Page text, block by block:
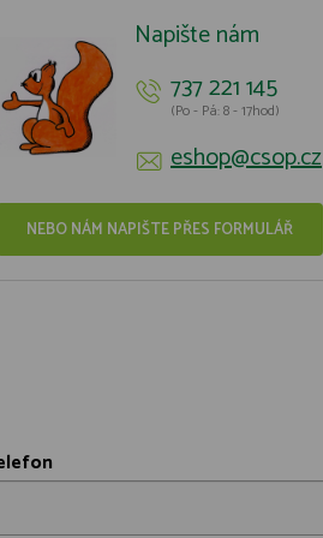
Napište nám
737 221 145
(Po - Pá: 8 - 17hod)
eshop@csop.cz
NEBO NÁM NAPIŠTE PŘES FORMULÁŘ